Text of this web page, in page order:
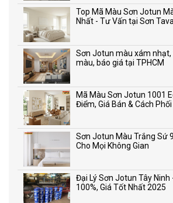
Top Mã Màu Sơn Jotun
Nhất - Tư Vấn tại Sơn
Sơn Jotun màu xám
màu, báo giá tại TPHCM
Mã Màu Sơn Jotun 1001
Điểm, Giá Bán & Cách Phối
Sơn Jotun Màu Trắng Sứ
Cho Mọi Không Gian
Đại Lý Sơn Jotun Tây Ninh
100%, Giá Tốt Nhất 2025